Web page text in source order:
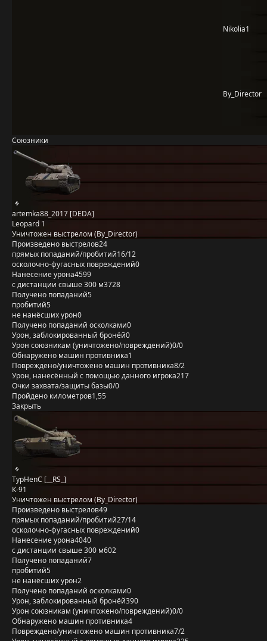
Nikolia1
By_Director
Союзники
artemka88_2017 [DEDA]
Leopard 1
Уничтожен выстрелом (By_Director)
Произведено выстрелов24
прямых попаданий/пробитий16/12
осколочно-фугасных повреждений0
Нанесение урона4599
с дистанции свыше 300 м3728
Получено попаданий5
пробитий5
не нанёсших урон0
Получено попаданий осколками0
Урон, заблокированный бронёй0
Урон союзникам (уничтожено/повреждений)0/0
Обнаружено машин противника1
Повреждено/уничтожено машин противника8/2
Урон, нанесённый с помощью данного игрока217
Очки захвата/защиты базы0/0
Пройдено километров1,55
Закрыть
TypHenC [__RS_]
К-91
Уничтожен выстрелом (By_Director)
Произведено выстрелов49
прямых попаданий/пробитий27/14
осколочно-фугасных повреждений0
Нанесение урона4040
с дистанции свыше 300 м602
Получено попаданий7
пробитий5
не нанёсших урон2
Получено попаданий осколками0
Урон, заблокированный бронёй390
Урон союзникам (уничтожено/повреждений)0/0
Обнаружено машин противника4
Повреждено/уничтожено машин противника7/2